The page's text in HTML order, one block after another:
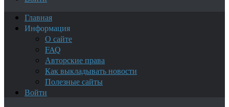
Главная
Информация
О сайте
FAQ
Авторские права
Как выкладывать новости
Полезные сайты
Войти